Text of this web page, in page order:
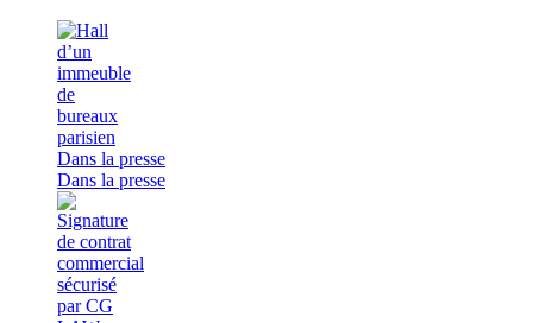
Dans la presse
Dans la presse